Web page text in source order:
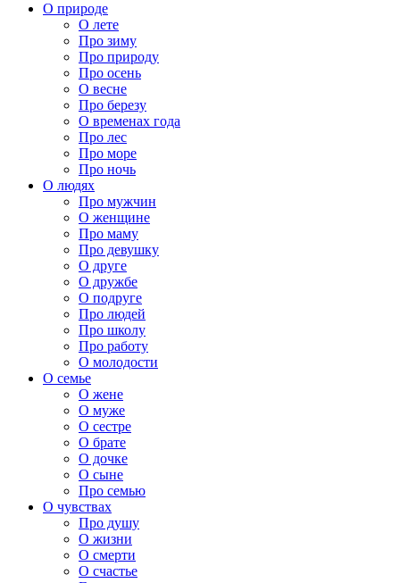
О природе
О лете
Про зиму
Про природу
Про осень
О весне
Про березу
О временах года
Про лес
Про море
Про ночь
О людях
Про мужчин
О женщине
Про маму
Про девушку
О друге
О дружбе
О подруге
Про людей
Про школу
Про работу
О молодости
О семье
О жене
О муже
О сестре
О брате
О дочке
О сыне
Про семью
О чувствах
Про душу
О жизни
О смерти
О счастье